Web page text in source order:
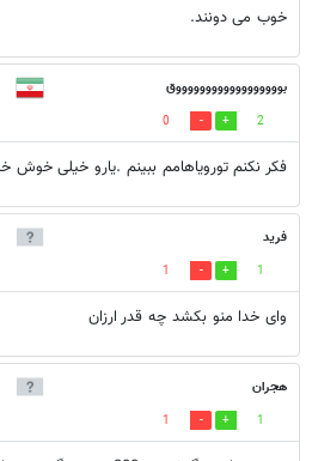
خوب می دونند.
بووووووووووووووووووق
2
0
فکر نکنم تورویاهامم ببینم .یارو خیلی خوش
فرید
1
1
وای خدا منو بکشد چه قدر ارزان
هجران
1
1